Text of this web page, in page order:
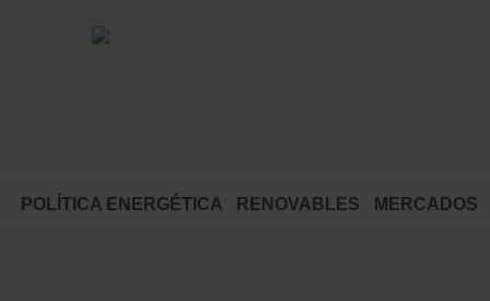
POLÍTICA ENERGÉTICA RENOVABLES MERCADOS